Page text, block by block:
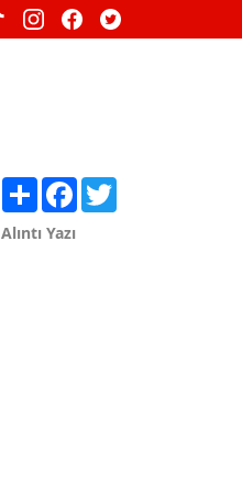
Alıntı Yazı
Share Facebook